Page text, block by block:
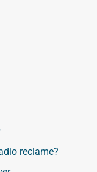
reclame?